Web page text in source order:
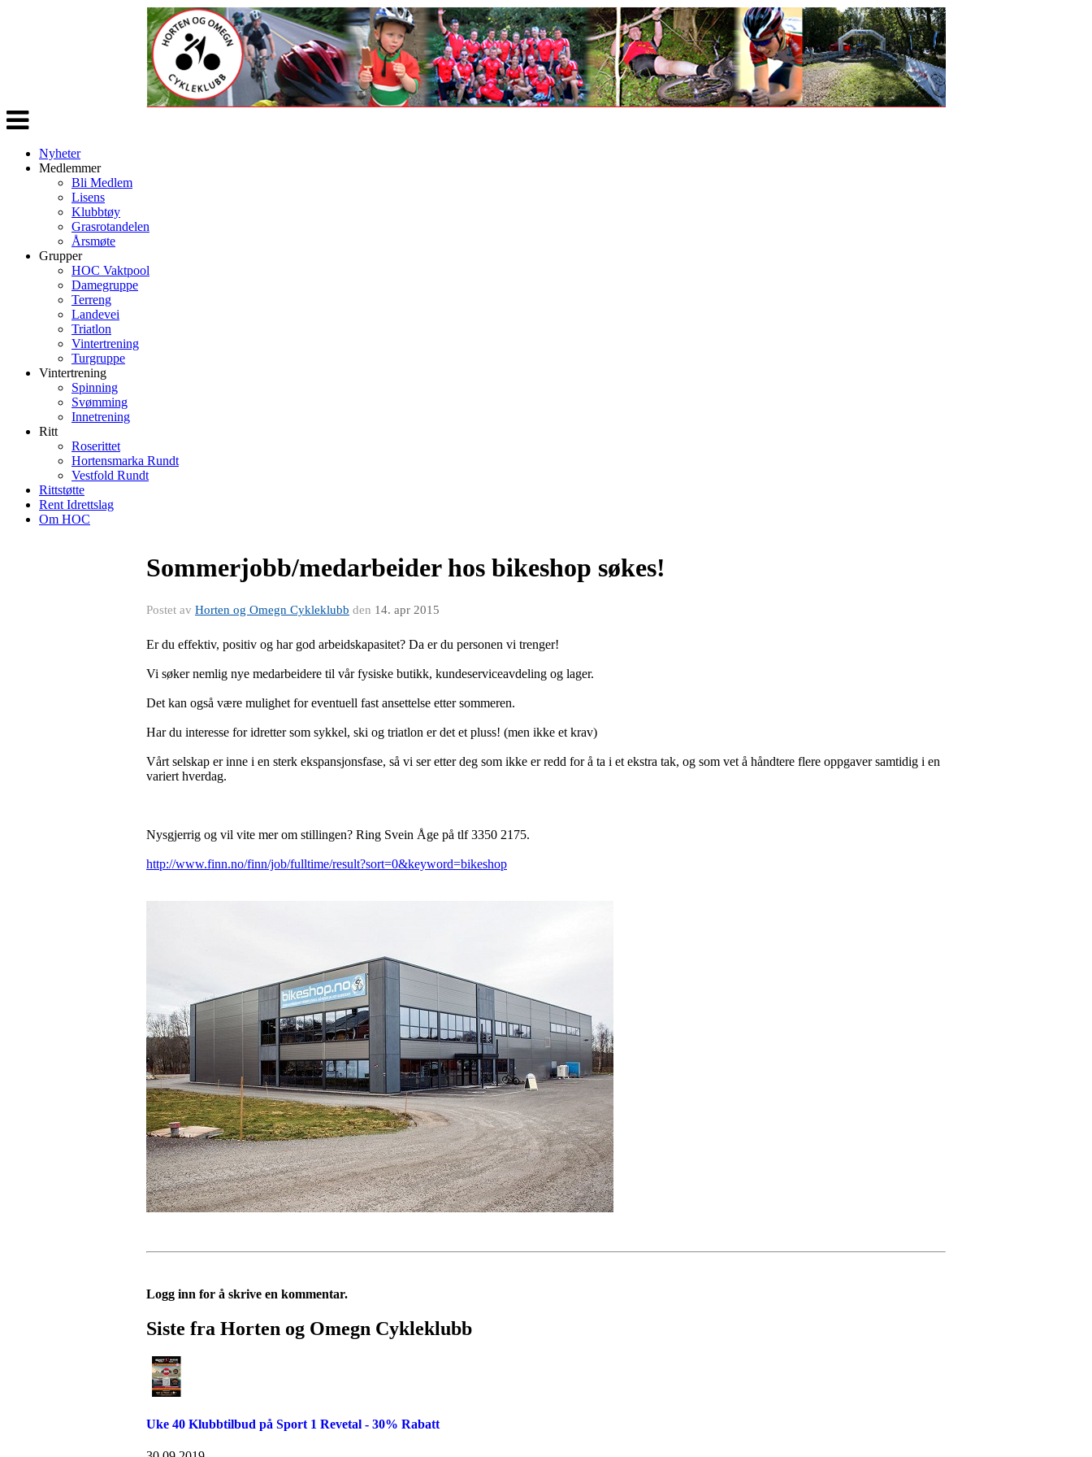
Veksle
navigasjon
Nyheter
Medlemmer
Bli Medlem
Lisens
Klubbtøy
Grasrotandelen
Årsmøte
Grupper
HOC Vaktpool
Damegruppe
Terreng
Landevei
Triatlon
Vintertrening
Turgruppe
Vintertrening
Spinning
Svømming
Innetrening
Ritt
Roserittet
Hortensmarka Rundt
Vestfold Rundt
Rittstøtte
Rent Idrettslag
Om HOC
Sommerjobb/medarbeider hos bikeshop søkes!
Postet av Horten og Omegn Cykleklubb den 14. apr 2015
Er du effektiv, positiv og har god arbeidskapasitet? Da er du personen vi trenger!
Vi søker nemlig nye medarbeidere til vår fysiske butikk, kundeserviceavdeling og lager.
Det kan også være mulighet for eventuell fast ansettelse etter sommeren.
Har du interesse for idretter som sykkel, ski og triatlon er det et pluss! (men ikke et krav)
Vårt selskap er inne i en sterk ekspansjonsfase, så vi ser etter deg som ikke er redd for å ta i et ekstra tak, og som vet å håndtere flere oppgaver samtidig i en
variert hverdag.
Nysgjerrig og vil vite mer om stillingen? Ring Svein Åge på tlf 3350 2175.
http://www.finn.no/finn/job/fulltime/result?sort=0&keyword=bikeshop
Logg inn for å skrive en kommentar.
Siste fra Horten og Omegn Cykleklubb
Uke 40 Klubbtilbud på Sport 1 Revetal - 30% Rabatt